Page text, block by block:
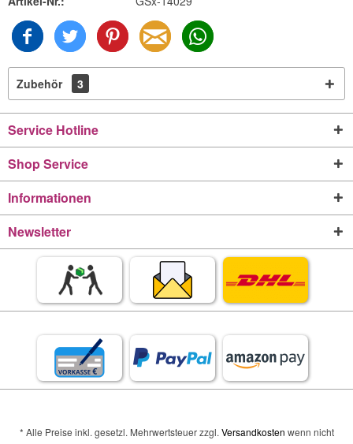
Zubehör 3
Service Hotline
Shop Service
Informationen
Newsletter
* Alle Preise inkl. gesetzl. Mehrwertsteuer zzgl. Versandkosten wenn nicht